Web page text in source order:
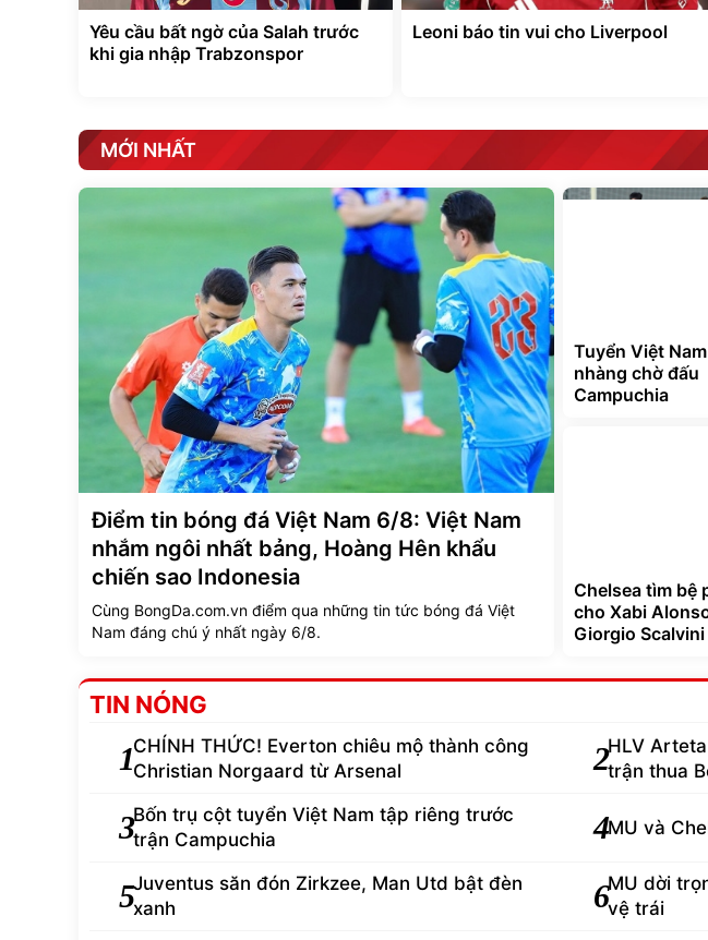
Yêu cầu bất ngờ của Salah trước
khi gia nhập Trabzonspor
Leoni báo tin vui cho Liverpool
MỚI NHẤT
Điểm tin bóng đá Việt Nam 6/8: Việt Nam
nhắm ngôi nhất bảng, Hoàng Hên khẩu
chiến sao Indonesia
Cùng BongDa.com.vn điểm qua những tin tức bóng đá Việt
Nam đáng chú ý nhất ngày 6/8.
Tuyển Việt
nhàng chờ đấu
Campuchia
Chelsea tìm bệ
cho Xabi
Giorgio Scalvini
TIN NÓNG
1CHÍNH THỨC! Everton chiêu mộ thành công
Christian Norgaard từ Arsenal
2HLV
trận thua
3Bốn trụ cột tuyển Việt Nam tập riêng trước
trận Campuchia
4MU và
5Juventus săn đón Zirkzee, Man Utd bật đèn
xanh
6MU dời
vệ trái